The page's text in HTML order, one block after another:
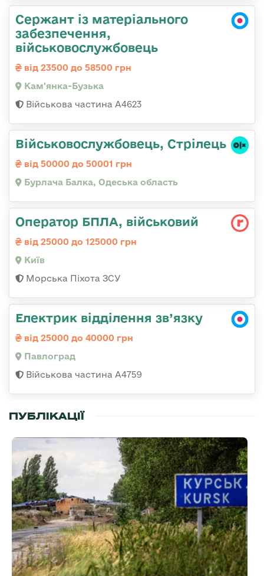
Сержант із матеріального
забезпечення,
військовослужбовець
від 23500 до 58500 грн
Кам'янка-Бузька
Військова частина А4623
Військовослужбовець, Стрілець
від 50000 до 50001 грн
Бурлача Балка, Одеська область
Оператор БПЛА, військовий
від 25000 до 125000 грн
Київ
Морська Піхота ЗСУ
Електрик відділення зв’язку
від 25000 до 40000 грн
Павлоград
Військова частина А4759
ПУБЛІКАЦІЇ